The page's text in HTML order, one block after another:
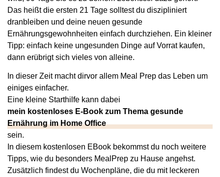
Das heißt die ersten 21 Tage solltest du diszipliniert
dranbleiben und deine neuen gesunde
Ernährungsgewohnheiten einfach durchziehen. Ein kleiner
Tipp: einfach keine ungesunden Dinge auf Vorrat kaufen,
dann erübrigt sich vieles von alleine.
In dieser Zeit macht dirvor allem Meal Prep das Leben um
einiges einfacher.
Eine kleine Starthilfe kann dabei
mein kostenloses E-Book zum Thema gesunde
Ernährung im Home Office
sein.
In diesem kostenlosen EBook bekommst du noch weitere
Tipps, wie du besonders MealPrep zu Hause angehst.
Zusätzlich findest du Wochenpläne, die du mit leckeren